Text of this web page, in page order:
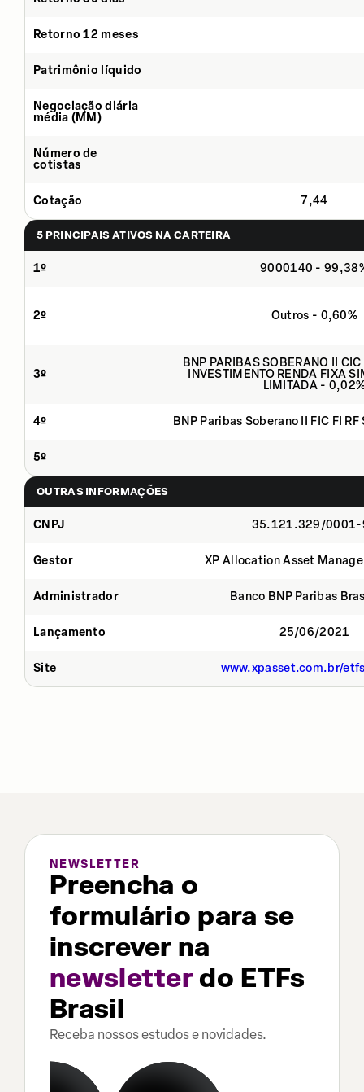
Retorno 12 meses
Patrimônio líquido
Negociação diária
média (MM)
Número de
cotistas
Cotação 7,44
5 PRINCIPAIS ATIVOS NA CARTEIRA
1º 9000140 -
2º Outros - 0,60%
3º
BNP PARIBAS SOBERANO II
INVESTIMENTO RENDA FIXA
LIMITADA -
4º BNP Paribas Soberano II FIC FI
5º
OUTRAS INFORMAÇÕES
CNPJ 35.121.329/0001-
Gestor XP Allocation Asset
Administrador Banco BNP Paribas
Lançamento 25/06/2021
Site www.xpasset.com.br/
NEWSLETTER
Preencha o
formulário para se
inscrever na
newsletterdo ETFs
Brasil
Receba nossos estudos e novidades.